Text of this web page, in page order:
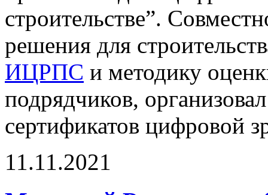
строительстве”.
решения для
ИЦРПС и методику
подрядчиков,
сертификатов цифровой
11.11.2021